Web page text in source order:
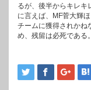
るが、後半からキレキ
に言えば、MF菅大輝
チームに獲得されかね
め、残留は必死である。